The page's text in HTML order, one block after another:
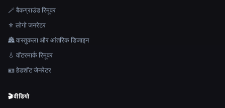
🪄 बैकग्राउंड रिमूवर
⚜️ लोगो जनरेटर
🏯 वास्तुकला और आंतरिक डिजाइन
💧 वॉटरमार्क रिमूवर
🪪 हेडशॉट जेनरेटर
🎬वीडियो